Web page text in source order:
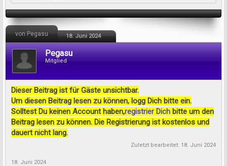
von Pegasu 18. Juni 2024
Pegasu
Mitglied
Dieser Beitrag ist für Gäste unsichtbar.
Um diesen Beitrag lesen zu können, logg Dich bitte ein.
Solltest Du keinen Account haben,registrier Dich bitte um den
Beitrag lesen zu können. Die Registrierung ist kostenlos und
dauert nicht lang.
Zuletzt bearbeitet: 18. Juni 2024
18. Juni 2024